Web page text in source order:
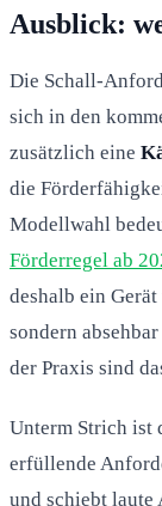
Ausblick:
Die Schall-
sich in den
zusätzlich eine
die
Modellwahl
Förderregel ab
deshalb ein
sondern
der Praxis sind
Unterm Strich ist
erfüllende
und schiebt laute